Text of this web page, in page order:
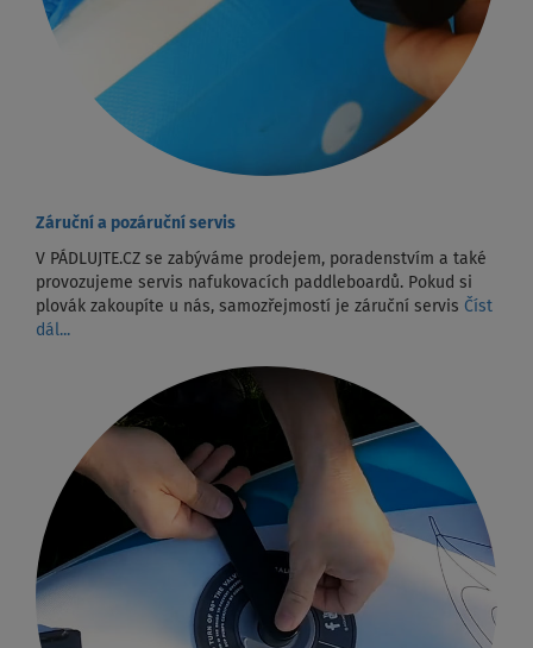
Záruční a pozáruční servis
V PÁDLUJTE.CZ se zabýváme prodejem, poradenstvím a také
provozujeme servis nafukovacích paddleboardů. Pokud si
plovák zakoupíte u nás, samozřejmostí je záruční servis Číst
dál...